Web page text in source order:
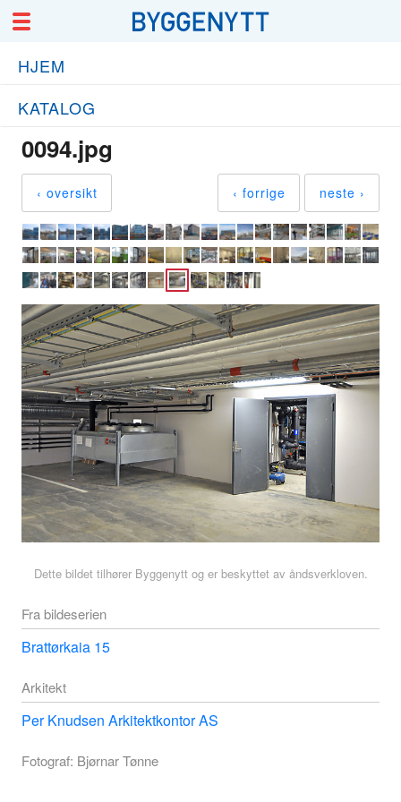
HJEM
KATALOG
0094.jpg
‹ oversikt ‹ forrige neste ›
Dette bildet tilhører Byggenytt og er beskyttet av åndsverkloven.
Fra bildeserien
Brattørkaia 15
Arkitekt
Per Knudsen Arkitektkontor AS
Fotograf: Bjørnar Tønne